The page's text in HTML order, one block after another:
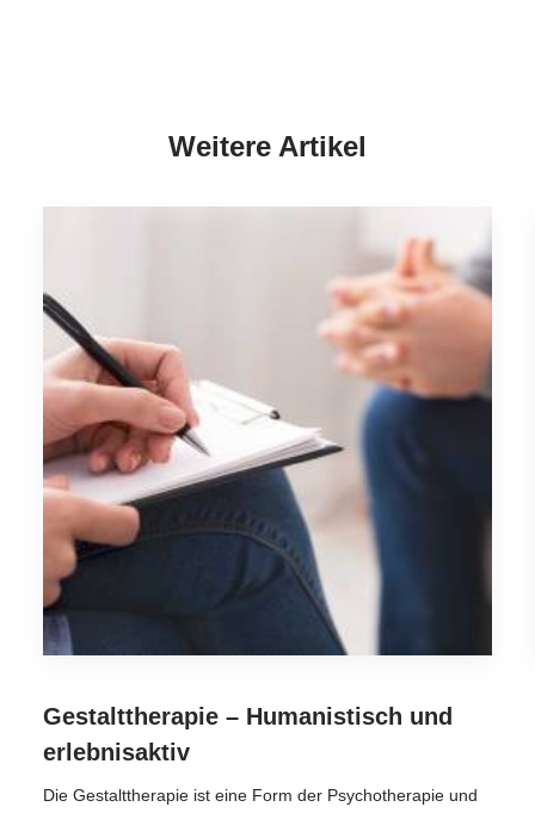
Weitere Artikel
Gestalttherapie – Humanistisch und
erlebnisaktiv
Die Gestalttherapie ist eine Form der Psychotherapie und